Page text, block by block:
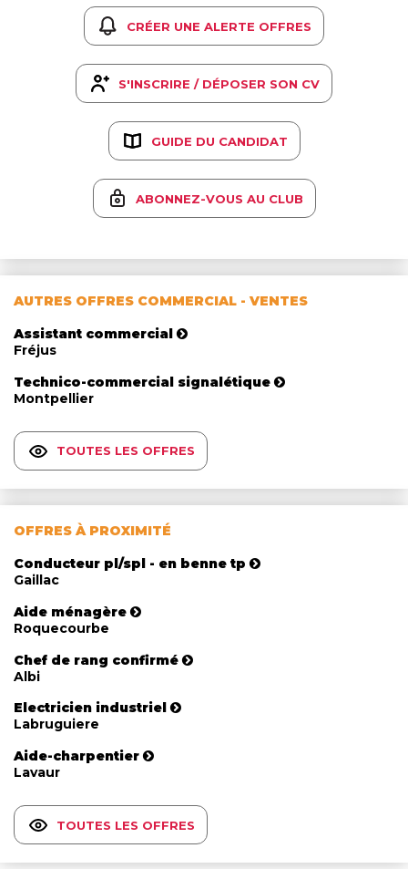
CRÉER UNE ALERTE OFFRES
S'INSCRIRE / DÉPOSER SON CV
GUIDE DU CANDIDAT
ABONNEZ-VOUS AU CLUB
AUTRES OFFRES COMMERCIAL - VENTES
Assistant commercial
Fréjus
Technico-commercial signalétique
Montpellier
TOUTES LES OFFRES
OFFRES À PROXIMITÉ
Conducteur pl/spl - en benne tp
Gaillac
Aide ménagère
Roquecourbe
Chef de rang confirmé
Albi
Electricien industriel
Labruguiere
Aide-charpentier
Lavaur
TOUTES LES OFFRES